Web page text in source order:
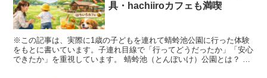
具・hachiiroカフェも満喫
※この記事は、実際に1歳の子どもを連れて蜻蛉池公園に行った体験
をもとに書いています。子連れ目線で「行ってどうだったか」「安心
できたか」を重視しています。 蜻蛉池（とんぼいけ）公園とは？ 蜻